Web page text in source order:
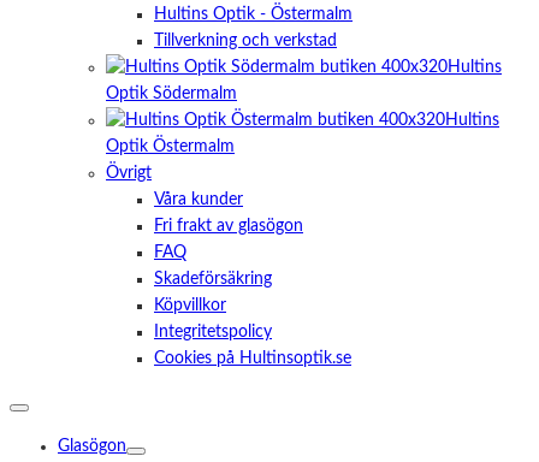
Hultins Optik - Östermalm
Tillverkning och verkstad
Hultins
Optik Södermalm
Hultins
Optik Östermalm
Övrigt
Våra kunder
Fri frakt av glasögon
FAQ
Skadeförsäkring
Köpvillkor
Integritetspolicy
Cookies på Hultinsoptik.se
Glasögon